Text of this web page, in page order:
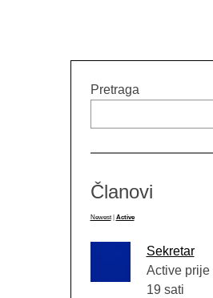
Pretraga
Članovi
Newest | Active
Sekretar
Active prije
19 sati